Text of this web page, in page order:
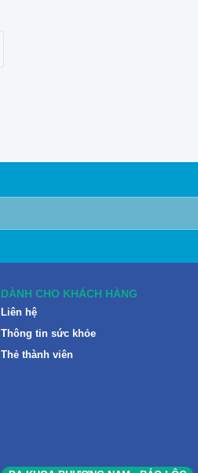
DÀNH CHO KHÁCH HÀNG
Liên hệ
Thông tin sức khỏe
Thẻ thành viên